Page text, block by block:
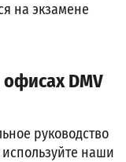
на экзамене
офисах DMV
руководство
наши